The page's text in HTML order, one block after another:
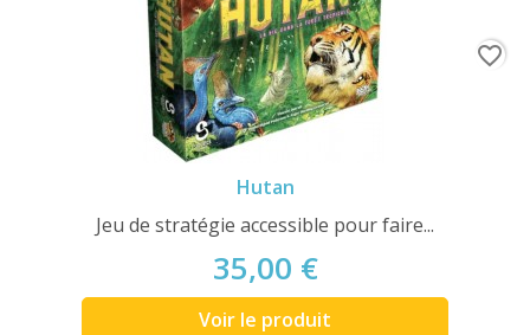
Hutan
Jeu de stratégie accessible pour faire...
35,00 €
Voir le produit
favorite_border